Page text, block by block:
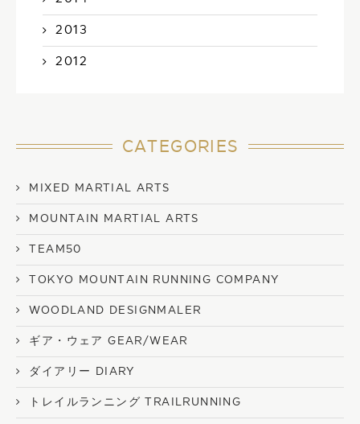
2013
2012
CATEGORIES
MIXED MARTIAL ARTS
MOUNTAIN MARTIAL ARTS
TEAM50
TOKYO MOUNTAIN RUNNING COMPANY
WOODLAND DESIGNMALER
ギア・ウェア GEAR/WEAR
ダイアリー DIARY
トレイルランニング TRAILRUNNING